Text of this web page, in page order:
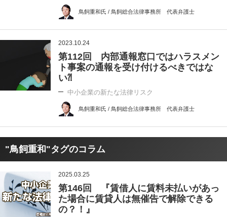
鳥飼重和氏 / 鳥飼総合法律事務所 代表弁護士
2023.10.24
第112回 内部通報窓口ではハラスメン
ト事案の通報を受け付けるべきではな
い⁈
中小企業の新たな法律リスク
鳥飼重和氏 / 鳥飼総合法律事務所 代表弁護士
"鳥飼重和"タグのコラム
2025.03.25
第146回 『賃借人に賃料未払いがあっ
た場合に賃貸人は無催告で解除できる
の？！』